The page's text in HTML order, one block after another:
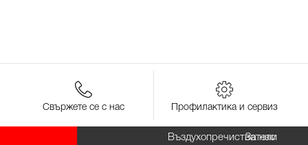
Свържете се с нас Профилактика и сервиз
Въздухопречистватели
За нас